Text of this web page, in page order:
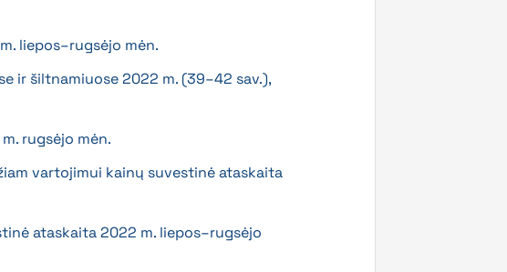
liepos–rugsėjo mėn.
ir šiltnamiuose 2022 m. (39–42 sav.),
rugsėjo mėn.
vartojimui kainų suvestinė ataskaita
ataskaita 2022 m. liepos–rugsėjo